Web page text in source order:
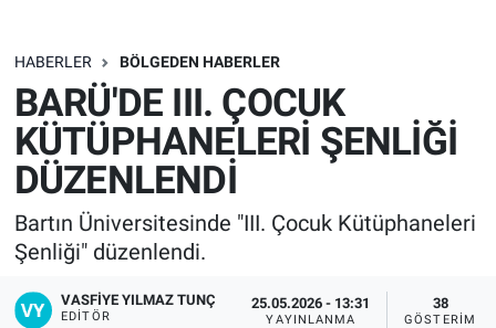
HABERLER BÖLGEDEN HABERLER
BARÜ'DE III. ÇOCUK
KÜTÜPHANELERİ ŞENLİĞİ
DÜZENLENDİ
Bartın Üniversitesinde "III. Çocuk Kütüphaneleri
Şenliği" düzenlendi.
VASFIYE YILMAZ TUNÇ
EDITÖR
25.05.2026 - 13:31
YAYINLANMA
38
GÖSTERIM